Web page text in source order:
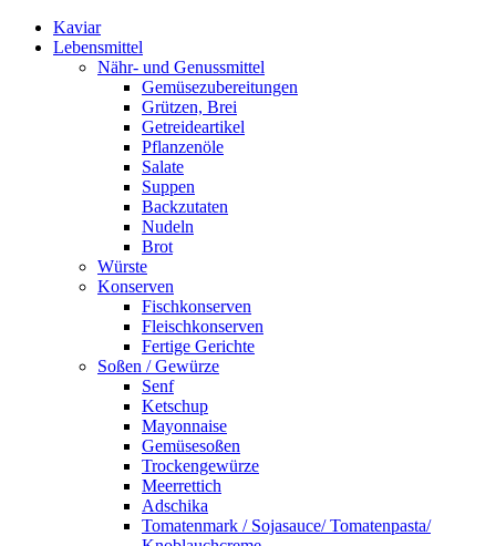
Kaviar
Lebensmittel
Nähr- und Genussmittel
Gemüsezubereitungen
Grützen, Brei
Getreideartikel
Pflanzenöle
Salate
Suppen
Backzutaten
Nudeln
Brot
Würste
Konserven
Fischkonserven
Fleischkonserven
Fertige Gerichte
Soßen / Gewürze
Senf
Ketschup
Mayonnaise
Gemüsesoßen
Trockengewürze
Meerrettich
Adschika
Tomatenmark / Sojasauce/ Tomatenpasta/